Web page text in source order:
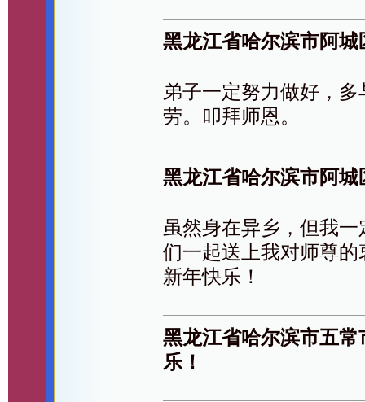
黑龙江省哈尔滨市阿
弟子一定努力做好，
劳。叩拜师恩。
黑龙江省哈尔滨市阿
虽然身在异乡，但我
们一起送上我对师尊
新年快乐！
黑龙江省哈尔滨市五
乐！